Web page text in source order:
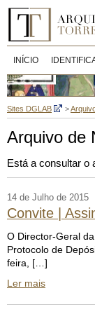
INÍCIO
Sites DGLAB >
Arquivo de
Está a consultar o
14 de Julho de 2015
Convite |
O Director-Geral
Protocolo de
feira, […]
Ler mais